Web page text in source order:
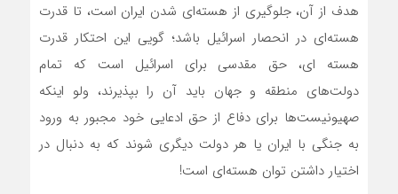
هدف از آن، جلوگیری از هسته‌ای شدن ایران است، تا قدرت
هسته‌ای در انحصار اسرائیل باشد؛ گویی این احتکار قدرت
هسته ای، حق مقدسی برای اسرائیل است که تمام
دولت‌های منطقه و جهان باید آن را بپذیرند، ولو اینکه
صهیونیست‌ها برای دفاع از حق ادعایی خود مجبور به ورود
به جنگی با ایران یا هر دولت دیگری شوند که به دنبال در
اختیار داشتن توان هسته‌ای است!